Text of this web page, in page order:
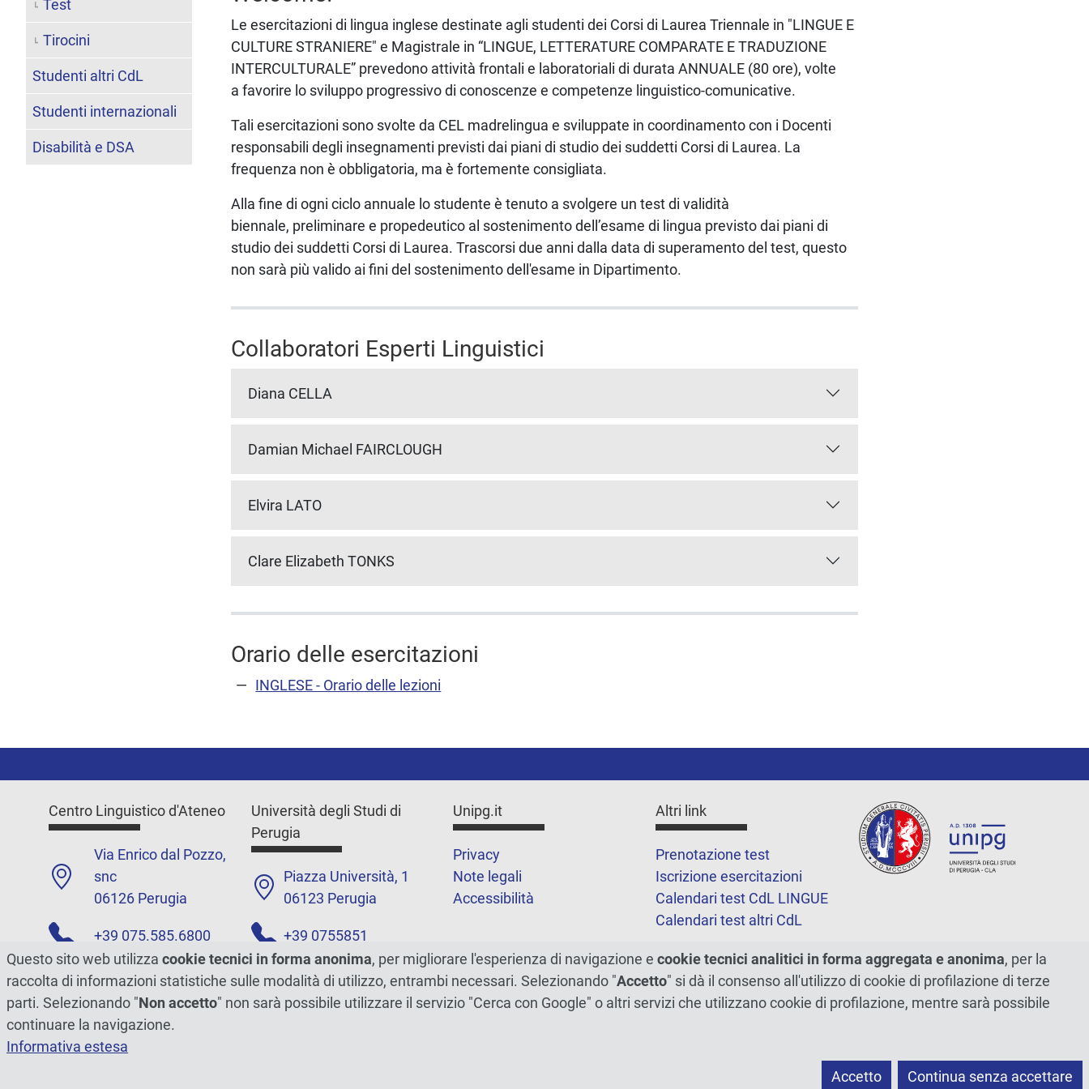
Le esercitazioni di lingua inglese destinate agli studenti dei Corsi di Laurea Triennale in "LINGUE E
CULTURE STRANIERE" e Magistrale in “LINGUE, LETTERATURE COMPARATE E TRADUZIONE
INTERCULTURALE” prevedono attività frontali e laboratoriali di durata ANNUALE (80 ore), volte
a favorire lo sviluppo progressivo di conoscenze e competenze linguistico-comunicative.
Tali esercitazioni sono svolte da CEL madrelingua e sviluppate in coordinamento con i Docenti
responsabili degli insegnamenti previsti dai piani di studio dei suddetti Corsi di Laurea. La
frequenza non è obbligatoria, ma è fortemente consigliata.
Alla fine di ogni ciclo annuale lo studente è tenuto a svolgere un test di validità
biennale, preliminare e propedeutico al sostenimento dell’esame di lingua previsto dai piani di
studio dei suddetti Corsi di Laurea. Trascorsi due anni dalla data di superamento del test, questo
non sarà più valido ai fini del sostenimento dell'esame in Dipartimento.
Collaboratori Esperti Linguistici
Diana CELLA
Damian Michael FAIRCLOUGH
Elvira LATO
Clare Elizabeth TONKS
Orario delle esercitazioni
INGLESE - Orario delle lezioni
Test
Tirocini
Studenti altri CdL
Studenti internazionali
Disabilità e DSA
Centro Linguistico d'Ateneo
Via Enrico dal Pozzo,
snc
06126 Perugia
+39 075.585.6800
Email: centro.cla@unipg.it
PEC: cla@cert.unipg.it
Università degli Studi di
Perugia
Piazza Università, 1
06123 Perugia
+39 0755851
Contatti
Unipg.it
Privacy
Note legali
Accessibilità
Altri link
Prenotazione test
Iscrizione esercitazioni
Calendari test CdL LINGUE
Calendari test altri CdL
Amministrazione
trasparente
Cookie
Questo sito web utilizza cookie tecnici in forma anonima, per migliorare l'esperienza di navigazione e cookie tecnici analitici in forma aggregata e anonima, per la
raccolta di informazioni statistiche sulle modalità di utilizzo, entrambi necessari. Selezionando "Accetto" si dà il consenso all'utilizzo di cookie di profilazione di terze
parti. Selezionando "Non accetto" non sarà possibile utilizzare il servizio "Cerca con Google" o altri servizi che utilizzano cookie di profilazione, mentre sarà possibile
continuare la navigazione.
Informativa estesa
Accetto
Continua senza accettare